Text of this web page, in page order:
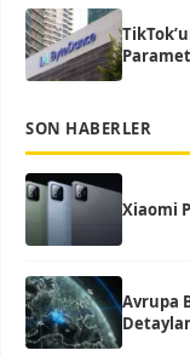
SON HABERLER
Xiaomi
Avrupa